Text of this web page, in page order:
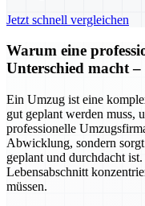
Jetzt schnell vergleichen
Warum eine
Unterschied macht
Ein Umzug ist eine
gut geplant werden muss,
professionelle
Abwicklung, sondern
geplant und durchdacht
Lebensabschnitt
müssen.